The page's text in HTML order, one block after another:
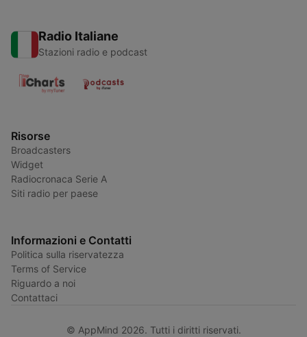
Radio Italiane
Stazioni radio e podcast
Risorse
Broadcasters
Widget
Radiocronaca Serie A
Siti radio per paese
Informazioni e Contatti
Politica sulla riservatezza
Terms of Service
Riguardo a noi
Contattaci
© AppMind 2026. Tutti i diritti riservati.